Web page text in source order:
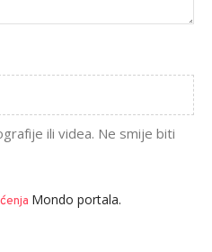
ili videa. Ne smije biti
Mondo portala.